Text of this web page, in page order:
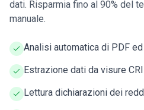
dati. Risparmia fino al 90% del
manuale.
Analisi automatica di PDF
Estrazione dati da visure
Lettura dichiarazioni dei